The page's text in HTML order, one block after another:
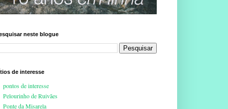
neste blogue
de interesse
pontos de interesse
Pelourinho de Ruivães
Ponte da Misarela